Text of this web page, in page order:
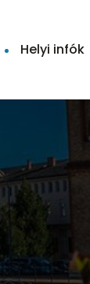
Helyi infók